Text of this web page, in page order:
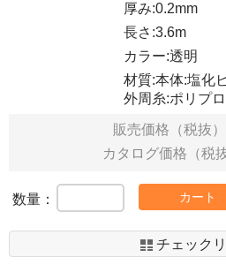
厚み:0.2mm
長さ:3.6m
カラー:透明
材質:本体:塩化
外周糸:ポリプ
販売価格（税抜）
カタログ価格（税
数量： カート
チェック